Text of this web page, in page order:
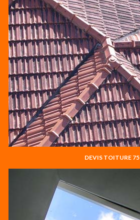
DEVIS TOITURE 75